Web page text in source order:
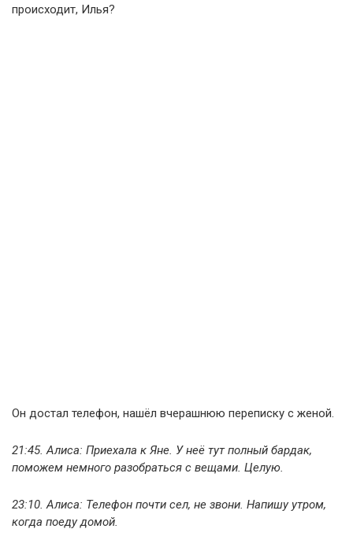
происходит, Илья?
Он достал телефон, нашёл вчерашнюю переписку с женой.
21:45. Алиса: Приехала к Яне. У неё тут полный бардак,
поможем немного разобраться с вещами. Целую.
23:10. Алиса: Телефон почти сел, не звони. Напишу утром,
когда поеду домой.